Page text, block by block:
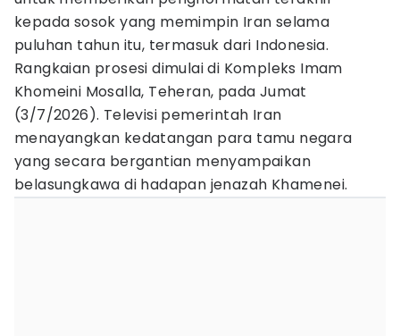
kepada sosok yang memimpin Iran selama
puluhan tahun itu, termasuk dari Indonesia.
Rangkaian prosesi dimulai di Kompleks Imam
Khomeini Mosalla, Teheran, pada Jumat
(3/7/2026). Televisi pemerintah Iran
menayangkan kedatangan para tamu negara
yang secara bergantian menyampaikan
belasungkawa di hadapan jenazah Khamenei.